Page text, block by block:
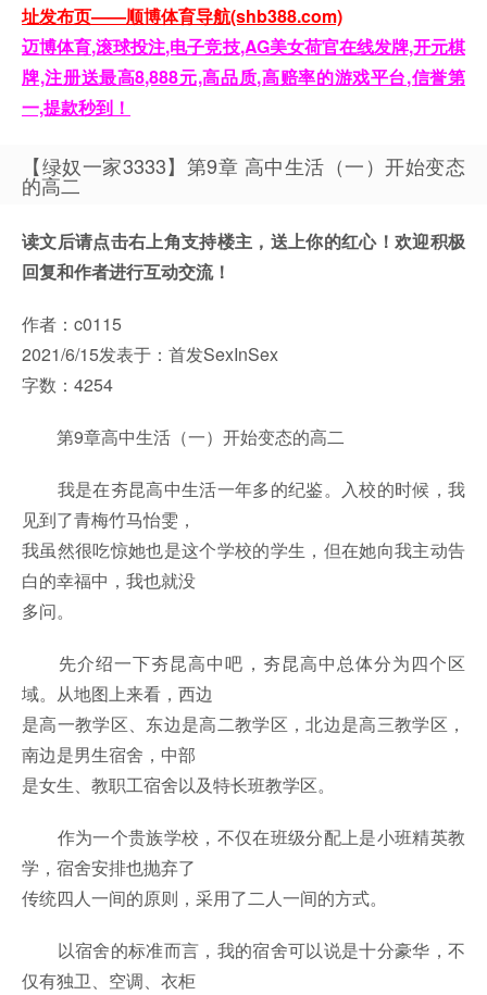
址发布页——顺博体育导航(shb388.com)
迈博体育,滚球投注,电子竞技,AG美女荷官在线发牌,开元棋
牌,注册送最高8,888元,高品质,高赔率的游戏平台,信誉第
一,提款秒到！
【绿奴一家3333】第9章 高中生活（一）开始变态
的高二
读文后请点击右上角支持楼主，送上你的红心！欢迎积极
回复和作者进行互动交流！
作者：c0115
2021/6/15发表于：首发SexInSex
字数：4254
第9章高中生活（一）开始变态的高二
我是在夯昆高中生活一年多的纪鉴。入校的时候，我
见到了青梅竹马怡雯，
我虽然很吃惊她也是这个学校的学生，但在她向我主动告
白的幸福中，我也就没
多问。
先介绍一下夯昆高中吧，夯昆高中总体分为四个区
域。从地图上来看，西边
是高一教学区、东边是高二教学区，北边是高三教学区，
南边是男生宿舍，中部
是女生、教职工宿舍以及特长班教学区。
作为一个贵族学校，不仅在班级分配上是小班精英教
学，宿舍安排也抛弃了
传统四人一间的原则，采用了二人一间的方式。
以宿舍的标准而言，我的宿舍可以说是十分豪华，不
仅有独卫、空调、衣柜